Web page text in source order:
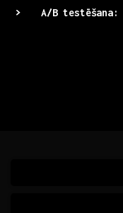
A/B testēšana: